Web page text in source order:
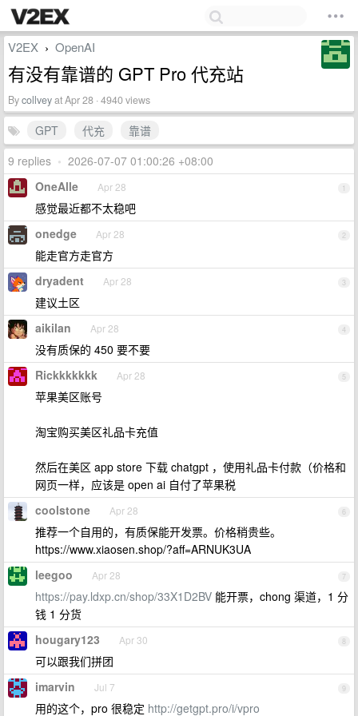
V2EX › OpenAI
有没有靠谱的 GPT Pro 代充站
Bycollveyat Apr 28 · 4940 views
GPT 代充
靠谱
9 replies • 2026-07-07 01:00:26 +08:00
1
OneAlle Apr 28
感觉最近都不太稳吧
2
onedge Apr 28
能走官方走官方
3
dryadent Apr 28
建议土区
4
aikilan Apr 28
没有质保的 450 要不要
5
Rickkkkkkk Apr 28
苹果美区账号
淘宝购买美区礼品卡充值
然后在美区 app store 下载 chatgpt ，使用礼品卡付款（价格和
网页一样，应该是 open ai 自付了苹果税
6
coolstone Apr 28
推荐一个自用的，有质保能开发票。价格稍贵些。
https://www.xiaosen.shop/?aff=ARNUK3UA
7
leegoo Apr 28
https://pay.ldxp.cn/shop/33X1D2BV 能开票，chong 渠道，1 分
钱 1 分货
8
hougary123 Apr 30
可以跟我们拼团
9
imarvin Jul 7
用的这个，pro 很稳定 http://getgpt.pro/i/vpro